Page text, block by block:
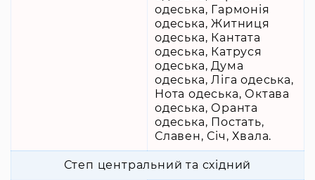
одеська, Гармонія
одеська, Житниця
одеська, Кантата
одеська, Катруся
одеська, Дума
одеська, Ліга одеська,
Нота одеська, Октава
одеська, Оранта
одеська, Постать,
Славен, Січ, Хвала.
Степ центральний та східний